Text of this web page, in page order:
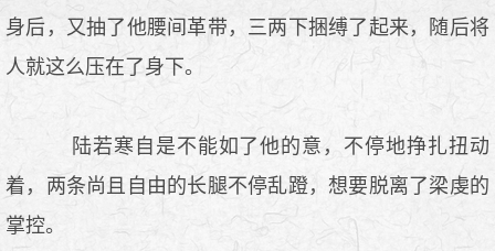
身后，又抽了他腰间革带，三两下捆缚了起来，随后将
人就这么压在了身下。
陆若寒自是不能如了他的意，不停地挣扎扭动
着，两条尚且自由的长腿不停乱蹬，想要脱离了梁虔的
掌控。